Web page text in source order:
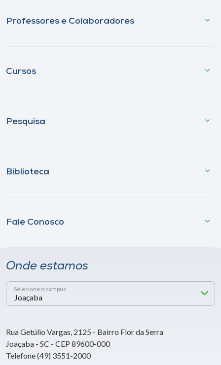
Professores e Colaboradores
Cursos
Pesquisa
Biblioteca
Fale Conosco
Onde estamos
Selecione o campus
Rua Getúlio Vargas, 2125 - Bairro Flor da Serra
Joaçaba - SC - CEP 89600-000
Telefone (49) 3551-2000